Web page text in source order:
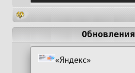
Обновления
«Яндекс»